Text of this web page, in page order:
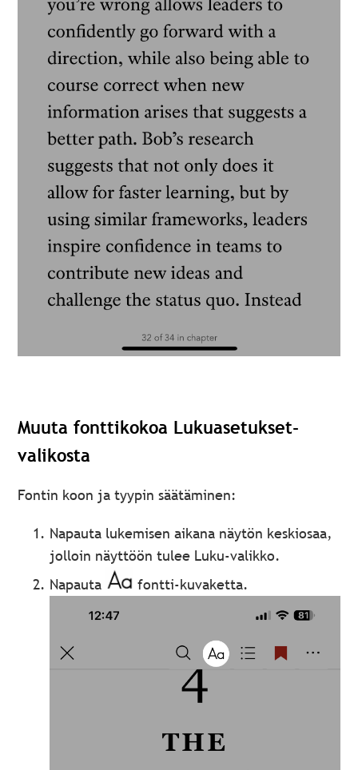
Muuta fonttikokoa Lukuasetukset-
valikosta
Fontin koon ja tyypin säätäminen:
Napauta lukemisen aikana näytön keskiosaa,
jolloin näyttöön tulee Luku-valikko.
Napauta
fontti-kuvaketta.